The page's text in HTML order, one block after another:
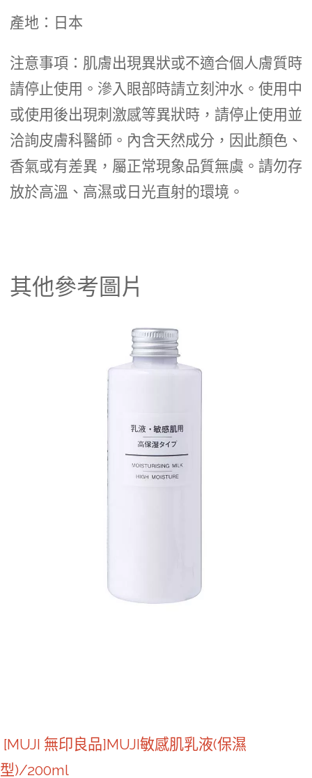
產地：日本
注意事項：肌膚出現異狀或不適合個人膚質時
請停止使用。滲入眼部時請立刻沖水。使用中
或使用後出現刺激感等異狀時，請停止使用並
洽詢皮膚科醫師。內含天然成分，因此顏色、
香氣或有差異，屬正常現象品質無虞。請勿存
放於高溫、高濕或日光直射的環境。
其他參考圖片
[MUJI 無印良品]MUJI敏感肌乳液(保濕
型)/200ml